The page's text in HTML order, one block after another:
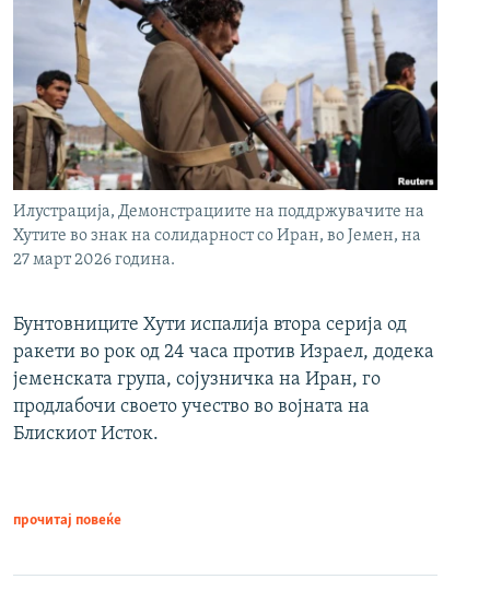
Илустрација, Демонстрациите на поддржувачите на
Хутите во знак на солидарност со Иран, во Јемен, на
27 март 2026 година.
Бунтовниците Хути испалија втора серија од
ракети во рок од 24 часа против Израел, додека
јеменската група, сојузничка на Иран, го
продлабочи своето учество во војната на
Блискиот Исток.
прочитај повеќе